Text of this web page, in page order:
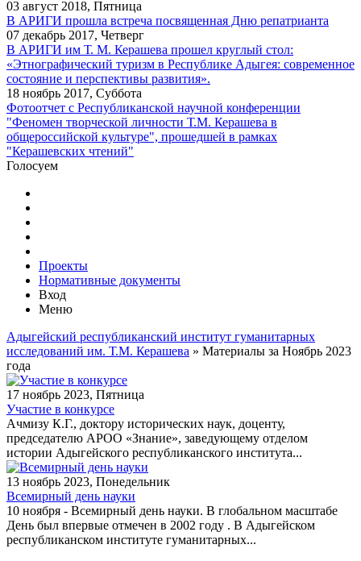
03 август 2018, Пятница
В АРИГИ прошла встреча посвященная Дню репатрианта
07 декабрь 2017, Четверг
В АРИГИ им Т. М. Керашева прошел круглый стол:
«Этнографический туризм в Республике Адыгея: современное
состояние и перспективы развития».
18 ноябрь 2017, Суббота
Фотоотчет с Республиканской научной конференции
"Феномен творческой личности Т.М. Керашева в
общероссийской культуре", прошедшей в рамках
"Керашевских чтений"
Голосуем
Проекты
Нормативные документы
Вход
Меню
Адыгейский республиканский институт гуманитарных
исследований им. Т.М. Керашева » Материалы за Ноябрь 2023
года
17 ноябрь 2023, Пятница
Участие в конкурсе
Ачмизу К.Г., доктору исторических наук, доценту,
председателю АРОО «Знание», заведующему отделом
истории Адыгейского республиканского института...
13 ноябрь 2023, Понедельник
Всемирный день науки
10 ноября - Всемирный день науки. В глобальном масштабе
День был впервые отмечен в 2002 году . В Адыгейском
республиканском институте гуманитарных...